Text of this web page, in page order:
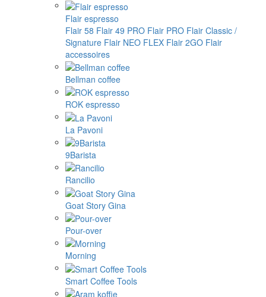
Flair espresso
Flair 58 Flair 49 PRO Flair PRO Flair Classic /
Signature Flair NEO FLEX Flair 2GO Flair
accessoires
Bellman coffee
ROK espresso
La Pavoni
9Barista
Rancilio
Goat Story Gina
Pour-over
Morning
Smart Coffee Tools